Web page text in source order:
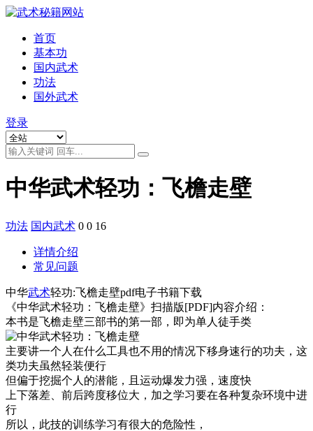
首页
基本功
国内武术
功法
国外武术
登录
中华武术轻功：飞檐走壁
功法 国内武术 0 0 16
详情介绍
常见问题
中华武术轻功:飞檐走壁pdf电子书籍下载
《中华武术轻功：飞檐走壁》扫描版[PDF]内容介绍：
本书是飞檐走壁三部书的第一部，即为单人徒手类
主要讲一个人在什么工具也不用的情况下移身速行的功夫，这
类功夫虽然轻装便行
但偏于挖掘个人的潜能，且运动爆发力强，速度快
上下落差、前后跨度移位大，加之学习要在各种复杂环境中进
行
所以，此技的训练学习有很大的危险性，